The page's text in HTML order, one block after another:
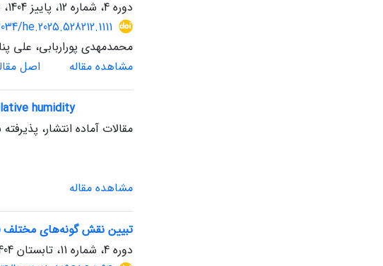
دوره 4، شماره 12، پاییز 1404، صفحه
he.2025.528212.1111
محمدمهدی پوراربابی، علی
مشاهده مقاله
اصل
humidity
مقالات آماده انتشار،
مشاهده مقاله
تبیین نقش گونه‌های
دوره 4، شماره 11، تابستان 1404، صفحه